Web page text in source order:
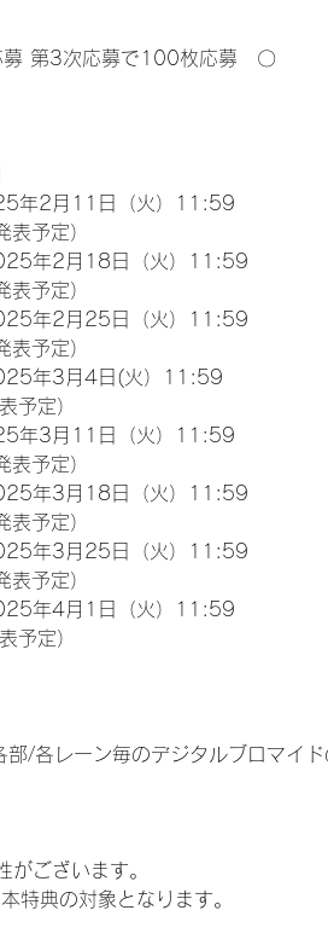
第3次応募で100枚応募　〇
年2月11日（火）11:59
予定）
年2月18日（火）11:59
予定）
年2月25日（火）11:59
予定）
年3月4日(火）11:59
予定）
年3月11日（火）11:59
予定）
年3月18日（火）11:59
予定）
年3月25日（火）11:59
予定）
年4月1日（火）11:59
予定）
/各レーン毎のデジタルブロマイ
ございます。
特典の対象となります。